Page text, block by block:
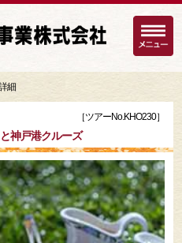
細
［ツアーNo.KHO230］
神戸港クルーズ